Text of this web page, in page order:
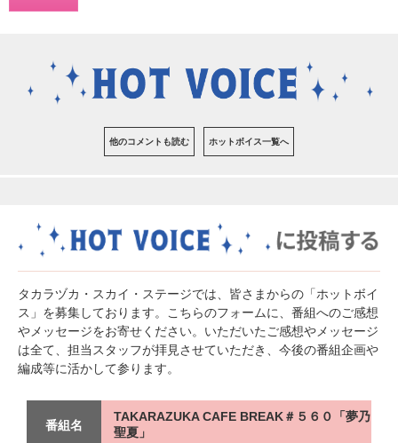
他のコメントも読む ホットボイス一覧へ
タカラヅカ・スカイ・ステージでは、皆さまからの「ホットボイ
ス」を募集しております。こちらのフォームに、番組へのご感想
やメッセージをお寄せください。いただいたご感想やメッセージ
は全て、担当スタッフが拝見させていただき、今後の番組企画や
編成等に活かして参ります。
番組名
TAKARAZUKA CAFE BREAK＃５６０「夢乃
聖夏」